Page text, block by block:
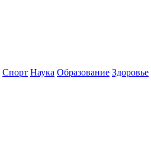
Спорт Наука Образование Здоровье